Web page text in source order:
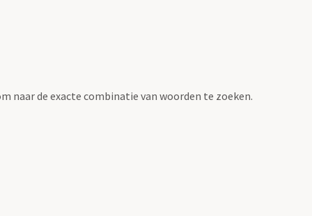
naar de exacte combinatie van woorden te zoeken.